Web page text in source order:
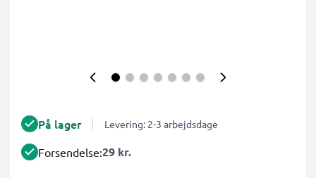
På lager Levering: 2-3 arbejdsdage
Forsendelse:29 kr.